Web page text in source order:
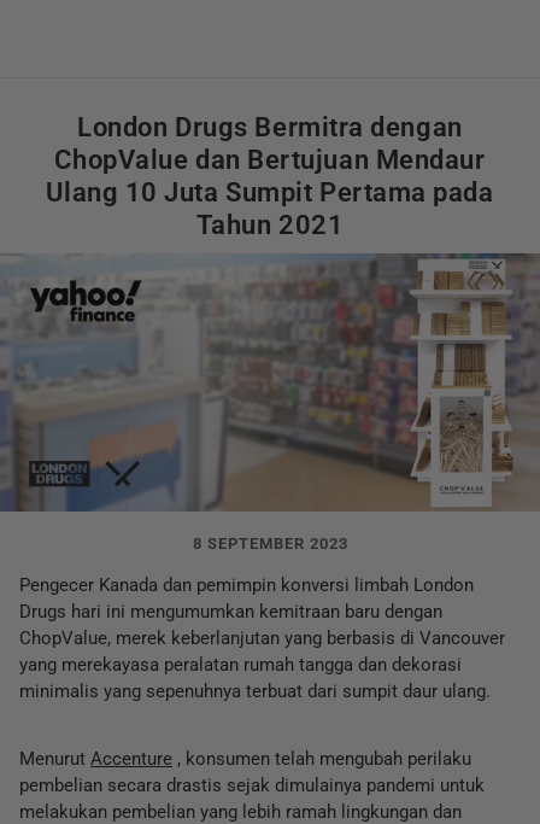
London Drugs Bermitra dengan
ChopValue dan Bertujuan Mendaur
Ulang 10 Juta Sumpit Pertama pada
Tahun 2021
8 SEPTEMBER 2023
Pengecer Kanada dan pemimpin konversi limbah London
Drugs hari ini mengumumkan kemitraan baru dengan
ChopValue, merek keberlanjutan yang berbasis di Vancouver
yang merekayasa peralatan rumah tangga dan dekorasi
minimalis yang sepenuhnya terbuat dari sumpit daur ulang.
Menurut Accenture , konsumen telah mengubah perilaku
pembelian secara drastis sejak dimulainya pandemi untuk
melakukan pembelian yang lebih ramah lingkungan dan